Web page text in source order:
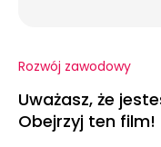
Rozwój zawodowy
Uważasz, że
Obejrzyj ten film!